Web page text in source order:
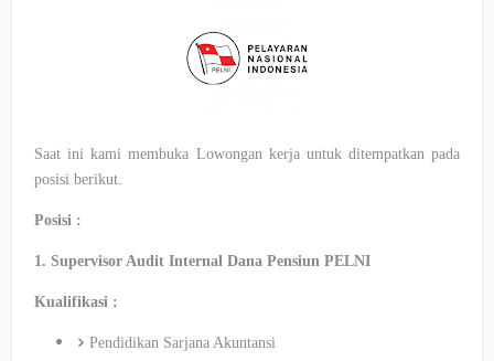
Saat ini kami membuka Lowongan kerja untuk ditempatkan pada
posisi berikut.
Posisi :
1. Supervisor Audit Internal Dana Pensiun PELNI
Kualifikasi :
Pendidikan Sarjana Akuntansi